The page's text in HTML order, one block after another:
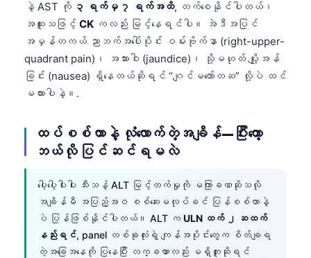
နဲ့ AST ကို ၃ ရက်မှ ၇ ရက်အထိ, တက်စေနိုင်ပါတယ်၊
အထူးသဖြင့် CK ကလည်း မြင့်နေရင်ပါ။ အဲဒီအပြင်
အမှန်တကယ် ညာဘက်အပေါ်ပိုင်း ဝမ်းဗိုက်နာ (right-upper-
quadrant pain)၊ အသားဝါ (jaundice)၊ သို့မဟုတ် ပျို့အန်
ခြင်း (nausea) ရှိနေတယ်ဆိုရင် “ဂျင်မတော်တဆ” လို့ပဲ ထင်
မထားပါနဲ့။.
ထပ်စစ်တာနဲ့ လုံလောက်တဲ့အချိန်—ပြီးတော့
ဘယ်လို ပြင်ဆင်ရမလဲ
ပေါ့ပေါ့ပါးပါး သီးသန့် ALT မြင့်တက်မှုကို မကြာခဏဆိုသလို
အချိန်မီ အပြည့်အဝ စစ်ဆေးမလုပ်ခင် ပြန်စစ်တာနဲ့
ပဲ ပြန်ဖြစ်နိုင်ပါတယ်။ ALT က ULN ထက် ၂ ဆထက်
နည်းရင်, panel တစ်ခုလုံးရဲ့ ကျန်အပိုင်းတွေက စိတ်ချရ
တဲ့အခြေအနေကို ပြနေပြီး လက္ခဏာလည်း မရှိဘူးဆိုရင်
Türkçe
Română
简体中文
Български
Dansk
हिन्दी
Bahasa Indonesia
Հայերեն
Íslenska